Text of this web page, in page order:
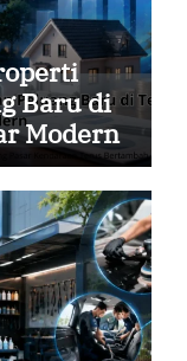
Baru di
Modern